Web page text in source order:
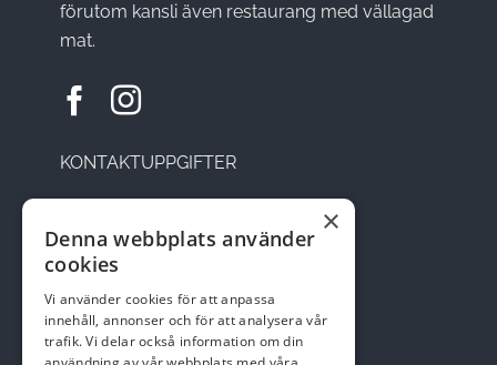
förutom kansli även restaurang med vällagad
mat.
KONTAKTUPPGIFTER
Sätesvägen 14, 291 92 Kristianstad
Email:kansli@skepparslovsgk.se
×
Denna webbplats använder
cookies
Vi använder cookies för att anpassa
innehåll, annonser och för att analysera vår
trafik. Vi delar också information om din